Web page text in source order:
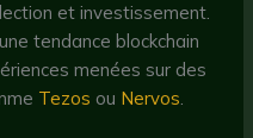
et investissement.
tendance blockchain
menées sur des
Tezos ou Nervos.